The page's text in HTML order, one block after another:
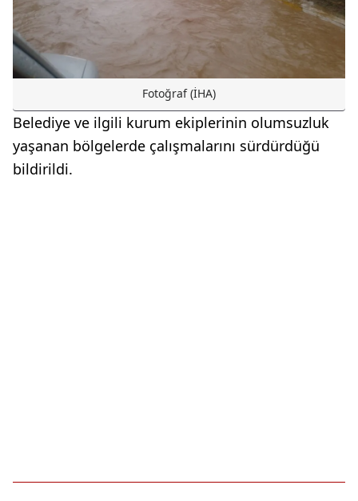
Fotoğraf (İHA)
Belediye ve ilgili kurum ekiplerinin olumsuzluk
yaşanan bölgelerde çalışmalarını sürdürdüğü
bildirildi.